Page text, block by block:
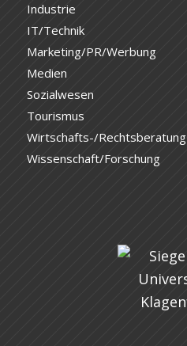
Industrie
IT/Technik
Marketing/PR/Werbung
Medien
Sozialwesen
Tourismus
Wirtschafts-/Rechtsberatung
Wissenschaft/Forschung